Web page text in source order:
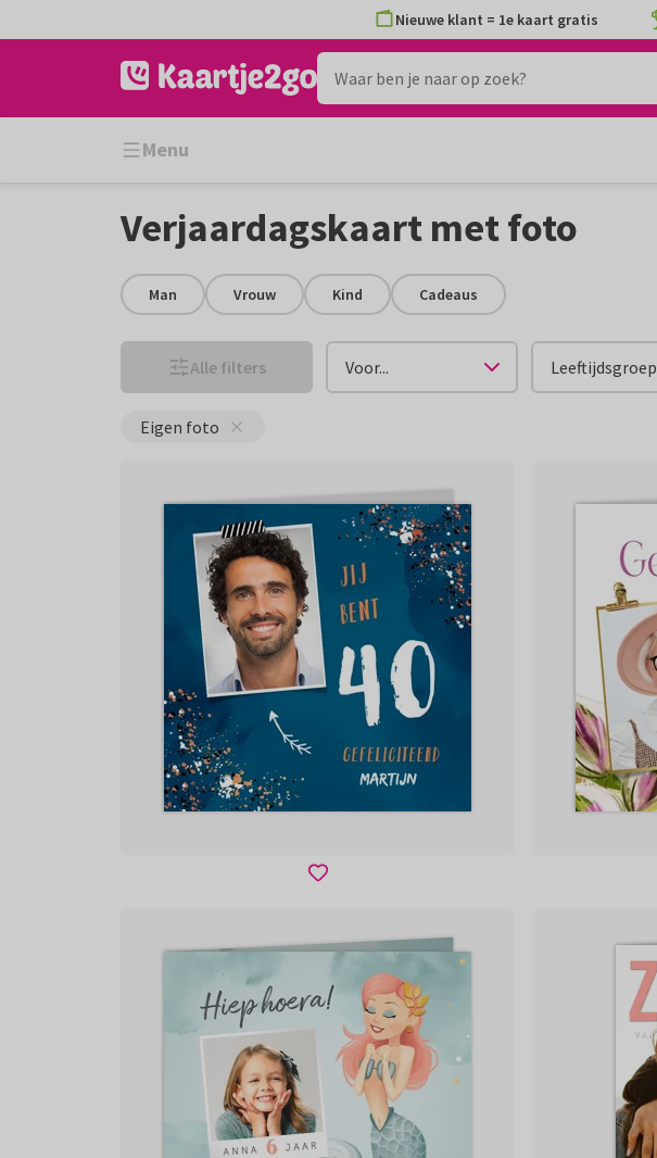
naar
naar
Nieuwe klant = 1e kaart gratis
Menu
Verjaardagskaart met foto
Man Vrouw Kind Cadeaus
Alle filters Voor... Leeftijdsgroep
Eigen foto